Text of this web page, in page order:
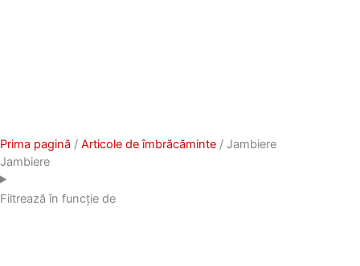
Prima pagină / Articole de îmbrăcăminte / Jambiere
Jambiere
Filtrează în funcție de